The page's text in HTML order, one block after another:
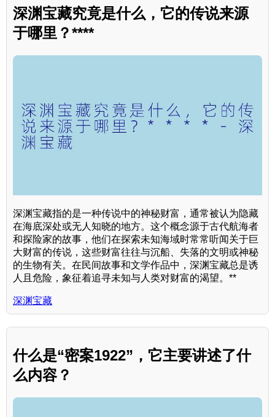
深渊宝藏究竟是什么，它的传说来源
于哪里？****
深渊宝藏指的是一种传说中的神秘财富，通常被认为隐藏
在海底深处或无人知晓的地方。这个概念源于古代航海者
和探险家的故事，他们在探索未知海域时常常听闻关于巨
大财富的传说，这些财富往往与沉船、失落的文明或神秘
的生物有关。在民间故事和文学作品中，深渊宝藏总是诱
人且危险，象征着追寻未知与人类对财富的渴望。**
深渊宝藏
什么是“密案1922”，它主要讲述了什
么内容？